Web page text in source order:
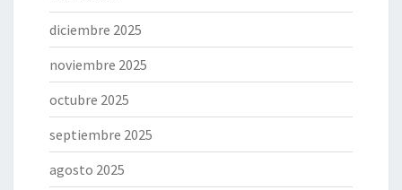
diciembre 2025
noviembre 2025
octubre 2025
septiembre 2025
agosto 2025